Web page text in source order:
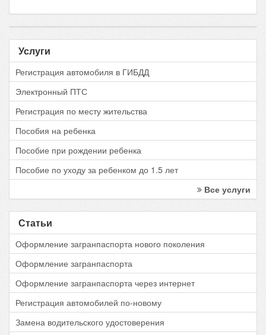
Услуги
Регистрация автомобиля в ГИБДД
Электронный ПТС
Регистрация по месту жительства
Пособия на ребенка
Пособие при рождении ребенка
Пособие по уходу за ребенком до 1.5 лет
Все услуги
Статьи
Оформление загранпаспорта нового поколения
Оформление загранпаспорта
Оформление загранпаспорта через интернет
Регистрация автомобилей по-новому
Замена водительского удостоверения